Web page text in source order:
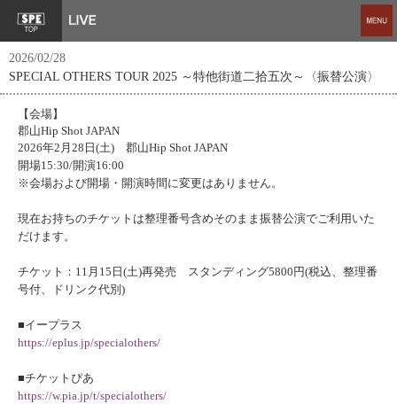
2026/02/28
SPECIAL OTHERS TOUR 2025 ～特他街道二拾五次～〈振替公演〉
【会場】
郡山Hip Shot JAPAN
2026年2月28日(土) 郡山Hip Shot JAPAN
開場15:30/開演16:00
※会場および開場・開演時間に変更はありません。
現在お持ちのチケットは整理番号含めそのまま振替公演でご利用いた
だけます。
チケット：11月15日(土)再発売 スタンディング5800円(税込、整理番
号付、ドリンク代別)
■イープラス
https://eplus.jp/specialothers/
■チケットぴあ
https://w.pia.jp/t/specialothers/